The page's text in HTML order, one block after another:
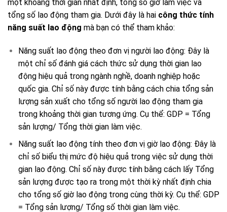
một khoảng thời gian nhất định, tổng số giờ làm việc và
tổng số lao động tham gia. Dưới đây là hai công thức tính
năng suất lao động mà bạn có thể tham khảo:
Năng suất lao động theo đơn vị người lao động: Đây là
một chỉ số đánh giá cách thức sử dụng thời gian lao
động hiệu quả trong ngành nghề, doanh nghiệp hoặc
quốc gia. Chỉ số này được tính bằng cách chia tổng sản
lượng sản xuất cho tổng số người lao động tham gia
trong khoảng thời gian tương ứng. Cụ thể: GDP = Tổng
sản lượng/ Tổng thời gian làm việc.
Năng suất lao động tính theo đơn vị giờ lao động: Đây là
chỉ số biểu thị mức độ hiệu quả trong việc sử dụng thời
gian lao động. Chỉ số này được tính bằng cách lấy Tổng
sản lượng được tạo ra trong một thời kỳ nhất định chia
cho tổng số giờ lao động trong cùng thời kỳ. Cụ thể: GDP
= Tổng sản lượng/ Tổng số thời gian làm việc.